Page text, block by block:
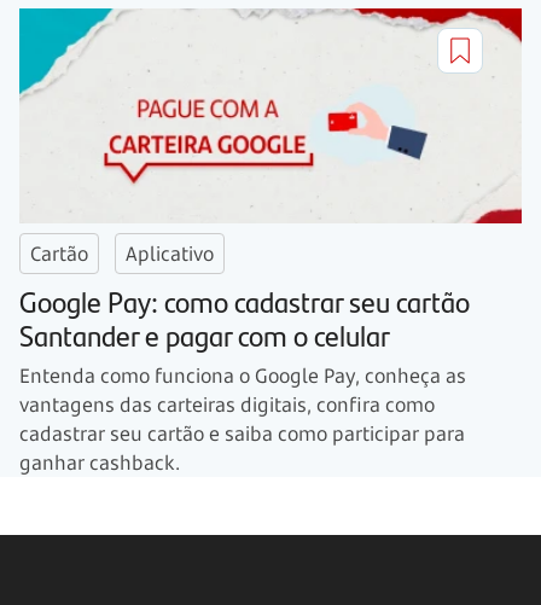
Cartão Aplicativo
Google Pay: como cadastrar seu cartão
Santander e pagar com o celular
Entenda como funciona o Google Pay, conheça as
vantagens das carteiras digitais, confira como
cadastrar seu cartão e saiba como participar para
ganhar cashback.